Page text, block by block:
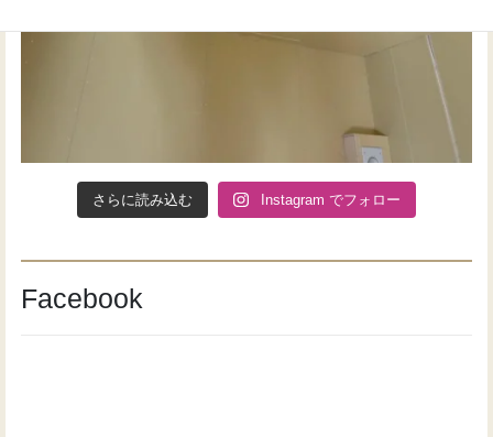
さらに読み込む Instagram でフォロー
Facebook